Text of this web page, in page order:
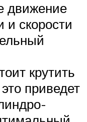
движение
скорости
крутить
приведет